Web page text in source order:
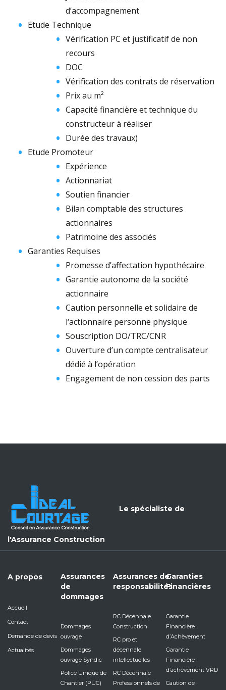
d’accompagnement
Etude Technique
Vérification PC et justificatif de non
recours
DOC
Vérification des contrats de réservation
Prix au m²
Capacité financière et technique du
constructeur à réaliser
Durée des travaux)
Etude Promoteur
Expérience
Actionnariat
Soutien financier
Bilan comptable des structures
actionnaires
Patrimoine des associés
Garanties Requises
Promesse d’affectation hypothécaire
Garantie autonome de la société
actionnaire
Caution personnelle et solidaire de
l‘actionnaire personne physique
Souscription DO/TRC/CNR
Ouverture d’un compte centralisateur
dédié à l’opération
Engagement de non cession des parts
Le spécialiste de
l'Assurance Construction
A propos
Accueil
Contact
Demande de devis
Actualités
Assurances
de
dommages
Dommages
ouvrage
Dommages
ouvrage Syndic
Police Unique de
Chantier (PUC)
Assurances de
responsabilités
RC Décennale
Construction
RC pro et
décennale
intellectuelles
RC Décennale
Professionnels de
Garanties
Financières
Garantie
Financière
d’Achèvement
Garantie
Financière
d’achèvement VRD
Caution de